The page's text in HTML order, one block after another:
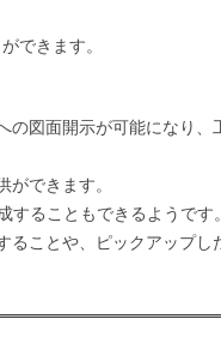
できます。
図面開示が可能になり、
できます。
ることもできるようです。
ことや、ピックアップし